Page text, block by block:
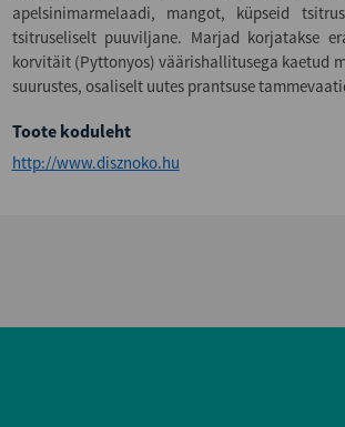
apelsinimarmelaadi, mangot, küpseid
tsitruseliselt puuviljane. Marjad korjatakse
korvitäit (Pyttonyos) väärishallitusega kaetud
suurustes, osaliselt uutes prantsuse
Toote koduleht
http://www.disznoko.hu